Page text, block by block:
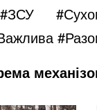
#ЗСУ